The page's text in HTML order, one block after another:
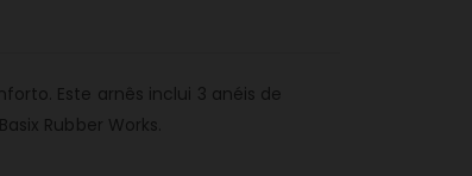
Este arnês inclui 3 anéis de
Rubber Works.